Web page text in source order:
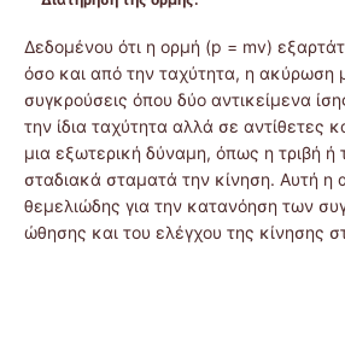
Δεδομένου ότι η ορμή (p = mv)
όσο και από την ταχύτητα, η ακύρωση
συγκρούσεις όπου δύο αντικείμενα
την ίδια ταχύτητα αλλά σε αντίθετες
μια εξωτερική δύναμη, όπως η τριβή ή
σταδιακά σταματά την κίνηση. Αυτή η
θεμελιώδης για την κατανόηση των
ώθησης και του ελέγχου της κίνησης